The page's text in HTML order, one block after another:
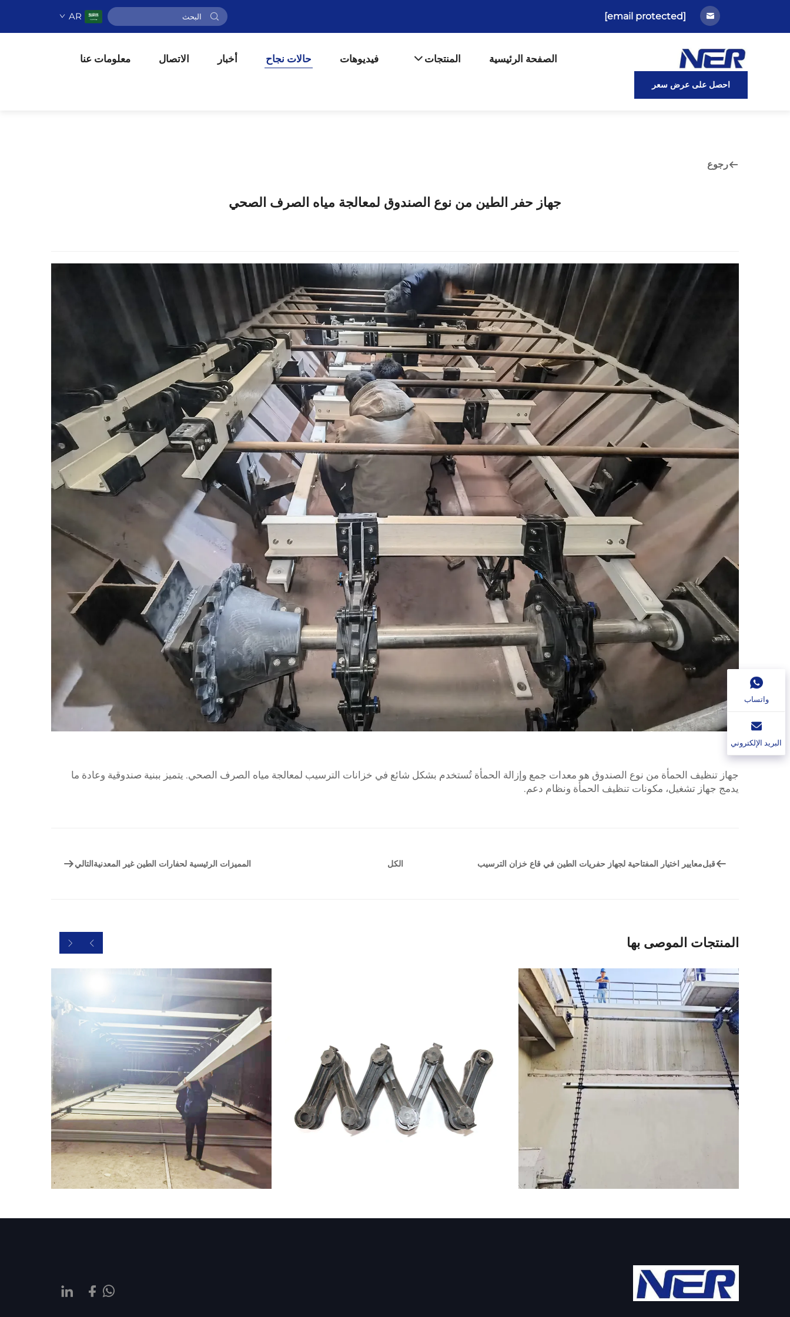
[email protected]
AR
الصفحة الرئيسية المنتجات فيديوهات حالات نجاح أخبار الاتصال معلومات عنا
احصل على عرض سعر
رجوع
جهاز حفر الطين من نوع الصندوق لمعالجة مياه الصرف الصحي
جهاز تنظيف الحمأة من نوع الصندوق هو معدات جمع وإزالة الحمأة تُستخدم بشكل شائع في خزانات الترسيب لمعالجة مياه الصرف الصحي. يتميز ببنية صندوقية وعادة ما
يدمج جهاز تشغيل، مكونات تنظيف الحمأة ونظام دعم.
قبلمعايير اختيار المفتاحية لجهاز حفريات الطين في قاع خزان الترسيب الكل المميزات الرئيسية لحفارات الطين غير المعدنيةالتالي
المنتجات الموصى بها
واتساب
البريد الإلكتروني